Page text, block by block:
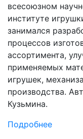
всесоюзном
институте
занимался
процессов
ассортимента,
применяемых
игрушек,
производства.
Кузьмина.
Подробнее